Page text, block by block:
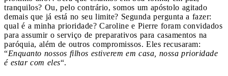
tranquilos? Ou, pelo contrário, somos um apóstolo agitado
demais que já está no seu limite? Segunda pergunta a fazer:
qual é a minha prioridade? Caroline e Pierre foram convidados
para assumir o serviço de preparativos para casamentos na
paróquia, além de outros compromissos. Eles recusaram:
“Enquanto nossos filhos estiverem em casa, nossa prioridade
é estar com eles“.